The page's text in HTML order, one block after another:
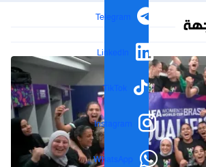
Telegram
LinkedIn
TikTok
Instagram
WhatsApp